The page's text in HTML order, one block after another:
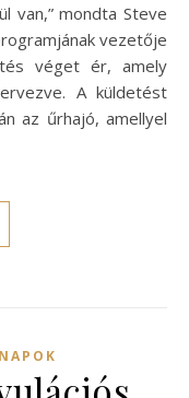
van,” mondta Steve
vezetője
véget ér, amely
A küldetést
az űrhajó, amellyel